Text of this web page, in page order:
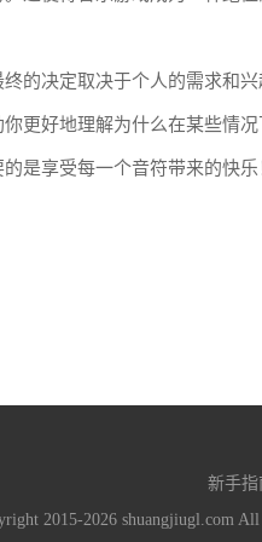
的决定取决于个人的需求和
更好地理解为什么在某些情
是享受每一个音符带来的快乐
新手指
2015-2026 shuangjiugl.com